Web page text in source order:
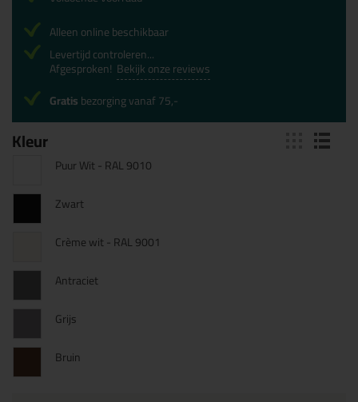
Kleur
Puur Wit - RAL 9010
Zwart
Crème wit - RAL 9001
Antraciet
Grijs
Bruin
Alleen online beschikbaar
Levertijd controleren...
Afgesproken! Bekijk onze reviews
Gratisbezorging vanaf 75,-